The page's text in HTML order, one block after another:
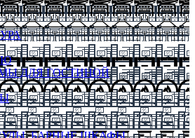
ДЛЯ ГОСТИНОЙ